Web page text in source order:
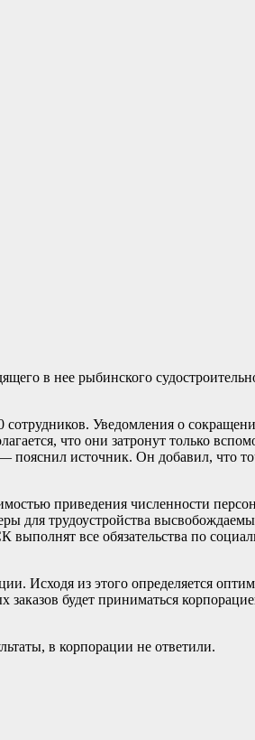
в нее рыбинского
Уведомления о
что они затронут только
пояснил источник. Он добавил, что
приведения численности
для трудоустройства
все обязательства по
Исходя из этого определяется
будет приниматься
в корпорации не ответили.